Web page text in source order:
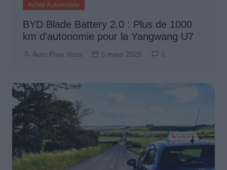
Achat Automobile
BYD Blade Battery 2.0 : Plus de 1000
km d’autonomie pour la Yangwang U7
Auto Pour Vous 5 mars 2026 0